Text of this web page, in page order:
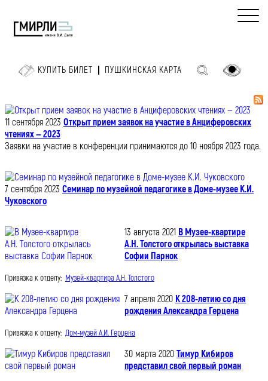
КУПИТЬ БИЛЕТ ПУШКИНСКАЯ КАРТА
11 сентября 2023 Открыт прием заявок на участие в Анциферовских
чтениях — 2023
Заявки на участие в конференции принимаются до 10 ноября 2023 года.
7 сентября 2023 Семинар по музейной педагогике в Доме-музее К.И.
Чуковского
13 августа 2021 В Музее-квартире
А.Н. Толстого открылась выставка
Софии Парнок
Привязка к отделу: Музей-квартира А.Н. Толстого
7 апреля 2020 К 208-летию со дня
рождения Александра Герцена
Привязка к отделу: Дом-музей А.И. Герцена
30 марта 2020 Тимур Кибиров
представил свой первый роман